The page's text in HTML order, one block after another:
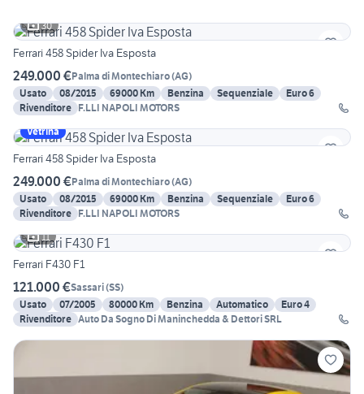
30
Ferrari 458 Spider Iva Esposta
249.000 €Palma di Montechiaro(AG)
Usato
08/2015 69000 Km Benzina Sequenziale
Euro 6
Rivenditore F.LLI NAPOLI MOTORS
Vetrina
Ferrari 458 Spider Iva Esposta
249.000 €Palma di Montechiaro(AG)
Usato
08/2015 69000 Km Benzina Sequenziale
Euro 6
Rivenditore F.LLI NAPOLI MOTORS
11
Ferrari F430 F1
121.000 €Sassari(SS)
Usato
07/2005 80000 Km Benzina Automatico
Euro 4
Rivenditore Auto Da Sogno Di Maninchedda & Dettori SRL